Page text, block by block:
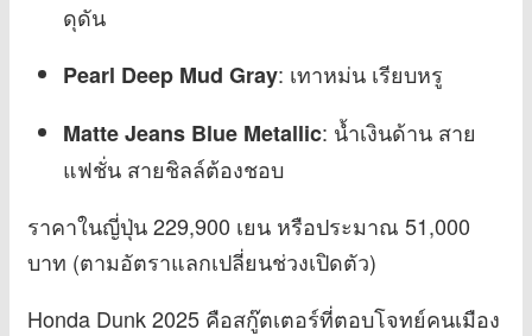
ดุดัน
Pearl Deep Mud Gray: เทาหม่น เรียบหรู
Matte Jeans Blue Metallic: น้ำเงินด้าน สาย
แฟชั่น สายชิลล์ต้องชอบ
ราคาในญี่ปุ่น 229,900 เยน หรือประมาณ 51,000
บาท (ตามอัตราแลกเปลี่ยนช่วงเปิดตัว)
Honda Dunk 2025 คือสกู๊ตเตอร์ที่ตอบโจทย์คนเมือง